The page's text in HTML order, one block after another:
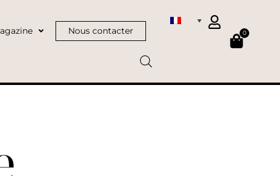
Nous contacter 0